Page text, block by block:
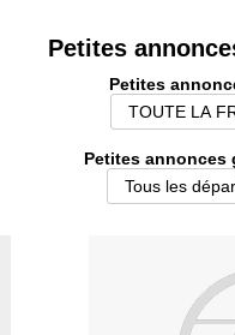
Petites
Petites
Petites annonces